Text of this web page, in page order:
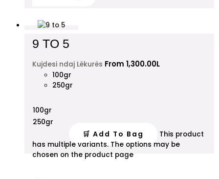
9 TO 5
Kujdesi ndaj Lëkurës From1,300.00L
100gr
250gr
100gr
250gr
🛒 Add To Bag
This product
has multiple variants. The options may be
chosen on the product page